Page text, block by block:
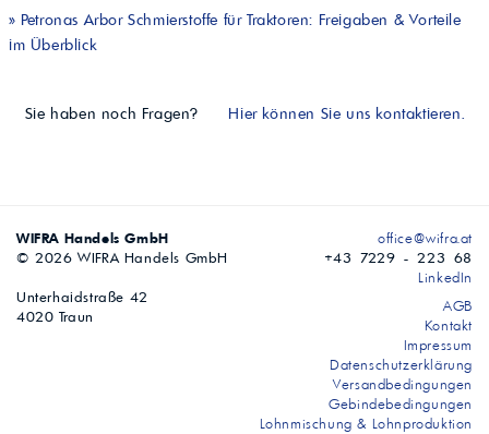
» Petronas Arbor Schmierstoffe für Traktoren: Freigaben & Vorteile
im Überblick
Sie haben noch Fragen? Hier können Sie uns kontaktieren.
WIFRA Handels GmbH
© 2026 WIFRA Handels GmbH
Unterhaidstraße 42
4020 Traun
office@wifra.at
+43 7229 - 223 68
LinkedIn
AGB
Kontakt
Impressum
Datenschutzerklärung
Versandbedingungen
Gebindebedingungen
Lohnmischung & Lohnproduktion